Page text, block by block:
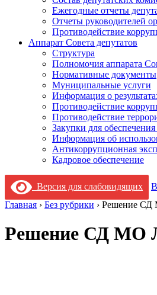
Ежегодные отчеты
Отчеты руководителей
Противодействие
Аппарат Совета депутатов
Структура
Полномочия аппарата
Нормативные документы
Муниципальные услуги
Информация о
Противодействие
Противодействие
Закупки для
Информация об
Антикоррупционная
Кадровое обеспечение
Версия для слабовидящих
Главная › Без рубрики › Решение СД
Решение СД МО